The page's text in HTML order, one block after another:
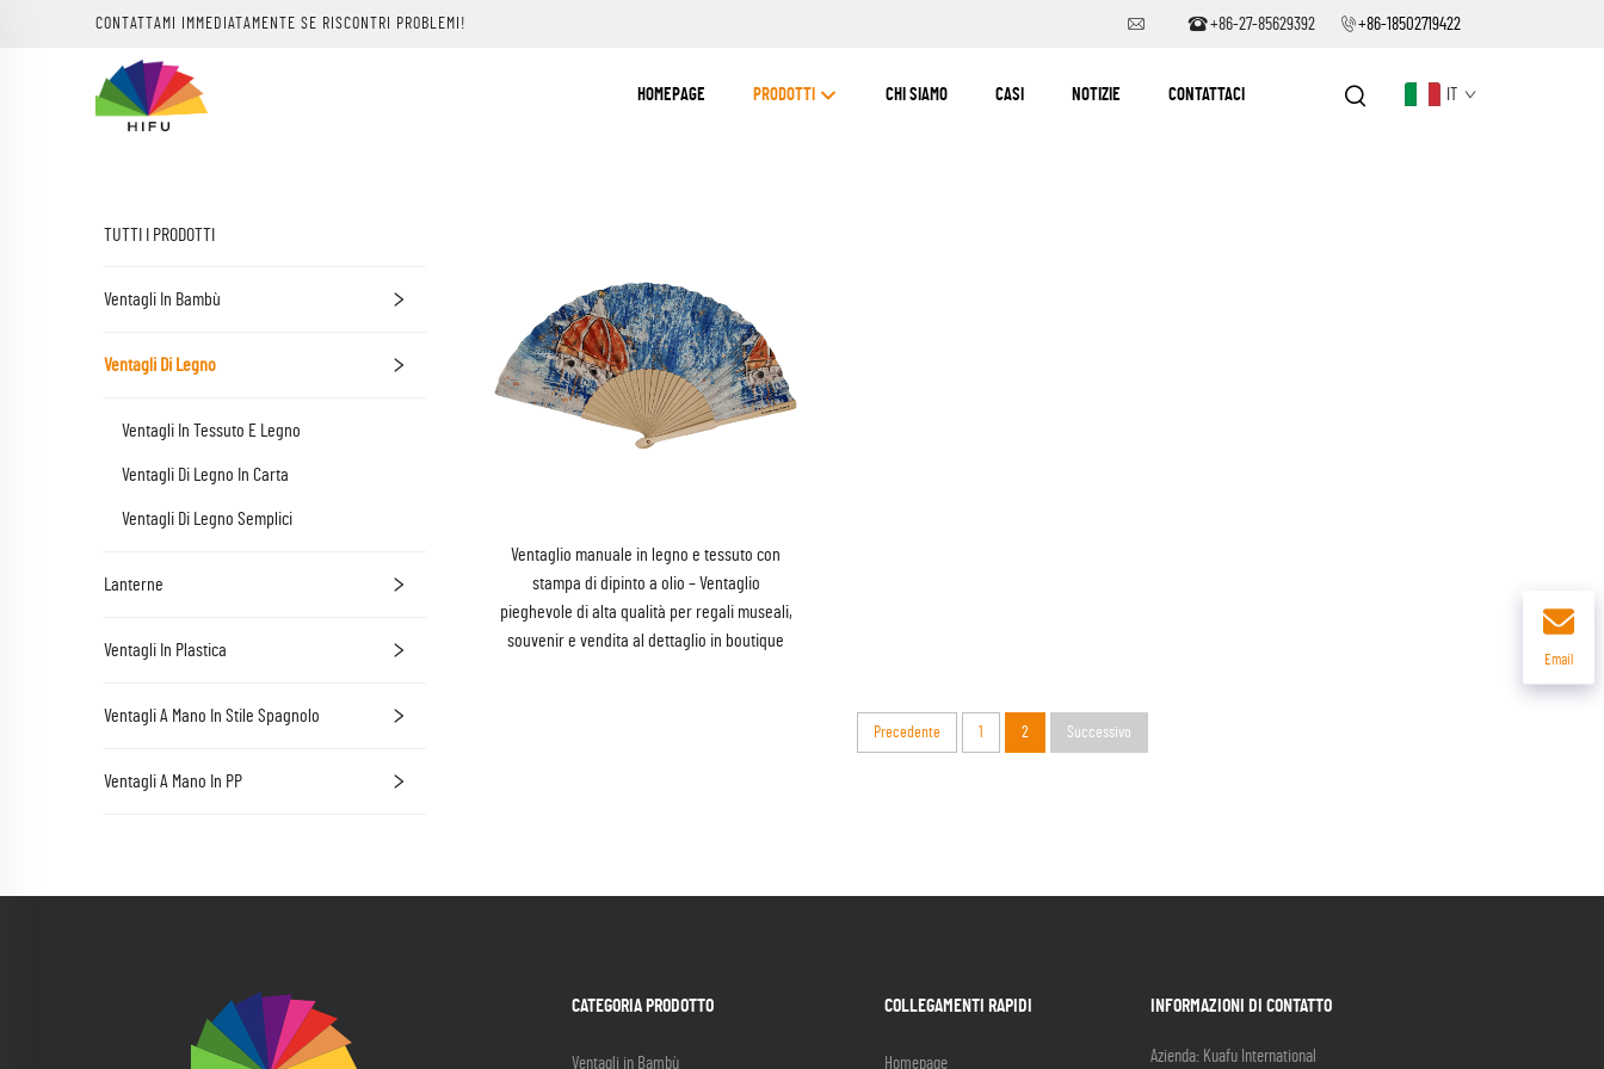
CONTATTAMI IMMEDIATAMENTE SE RISCONTRI PROBLEMI! +86-27-85629392 +86-18502719422
HOMEPAGE PRODOTTI CHI SIAMO CASI NOTIZIE CONTATTACI
TUTTI I PRODOTTI
Ventagli In Bambù
Ventagli Di Legno
Ventagli In Tessuto E Legno
Ventagli Di Legno In Carta
Ventagli Di Legno Semplici
Lanterne
Ventagli In Plastica
Ventagli A Mano In Stile Spagnolo
Ventagli A Mano In PP
Ventaglio manuale in legno e tessuto con
stampa di dipinto a olio – Ventaglio
pieghevole di alta qualità per regali museali,
souvenir e vendita al dettaglio in boutique
Precedente 1 2 Successivo
Email
CATEGORIA PRODOTTO
Ventagli in Bambù
COLLEGAMENTI RAPIDI
Homepage
INFORMAZIONI DI CONTATTO
Azienda: Kuafu International